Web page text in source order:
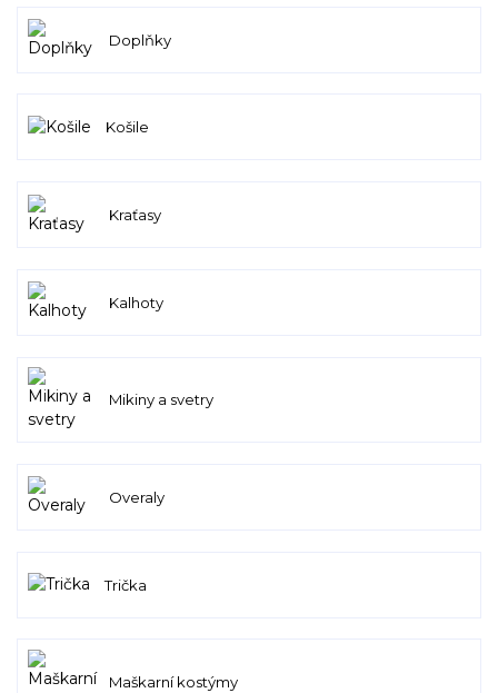
Doplňky
Košile
Kraťasy
Kalhoty
Mikiny a svetry
Overaly
Trička
Maškarní kostýmy